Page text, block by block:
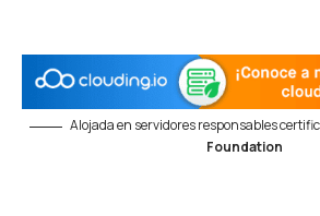
Alojada en servidores responsables
Foundation